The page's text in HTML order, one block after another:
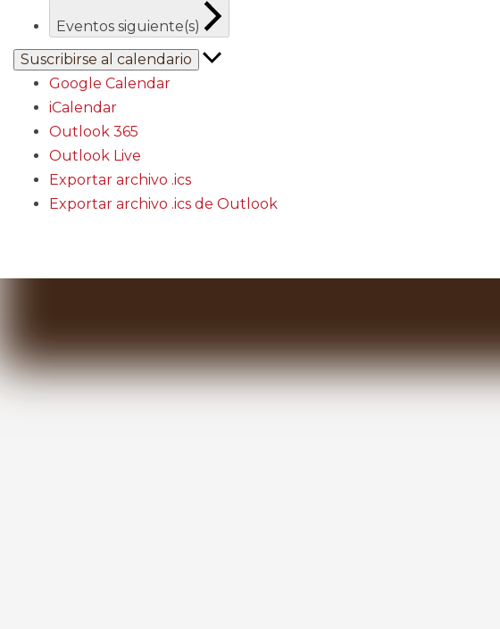
Eventos siguiente(s)
Suscribirse al calendario
Google Calendar
iCalendar
Outlook 365
Outlook Live
Exportar archivo .ics
Exportar archivo .ics de Outlook